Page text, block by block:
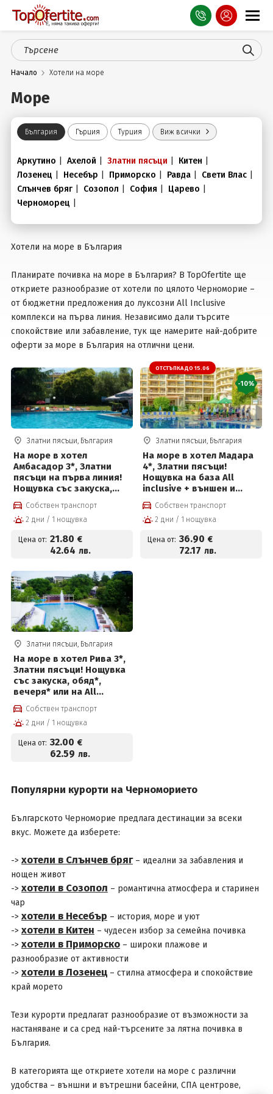
Оферти
СПА
Планина
Море
Чужбина
Празници
Турция
Вход
Начало Хотели на море
Море
България Гърция Турция Виж всички
Аркутино Ахелой Златни пясъци Китен
Лозенец
Несебър Приморско Равда| Свети Влас|
Слънчев бряг| Созопол София Царево
Черноморец
Хотели на море в България
Планирате почивка на море в България? В TopOfertite ще
откриете разнообразие от хотели по цялото Черноморие –
от бюджетни предложения до луксозни All Inclusive
комплекси на първа линия. Независимо дали търсите
спокойствие или забавление, тук ще намерите най-добрите
оферти за море в България на отлични цени.
Златни пясъци, България
На море в хотел
Амбасадор 3*, Златни
пясъци на първа линия!
Нощувка със закуска,
вечеря* или All inclusive
+ външен басейн,
паркинг и Безплатно за
21.80 € на човек
Собствен транспорт
2 дни / 1 нощувка
Цена от: 21.80 €
42.64 лв.
ОТСТЪПКА ДО 15.06
-10%
Златни пясъци, България
На море в хотел Мадара
4*, Златни пясъци!
Нощувка на база All
inclusive + външен и
вътрешен отопляем
басейн, анимация за
деца и възрастни +
на цени от 36.90 €
Собствен транспорт
2 дни / 1 нощувка
Цена от: 36.90 €
72.17 лв.
Златни пясъци, България
На море в хотел Рива 3*,
Златни пясъци! Нощувка
със закуска, обяд*,
вечеря* или на All
Inclusive light+ голям
плувен басейн 800 кв.м,
детски басейн с
площадка, спортно
игрище на цени от 32 €
Собствен транспорт
2 дни / 1 нощувка
Цена от: 32.00 €
62.59 лв.
Популярни курорти на Черноморието
Българското Черноморие предлага дестинации за всеки
вкус. Можете да изберете:
-> хотели в Слънчев бряг– идеални за забавления и
нощен живот
-> хотели в Созопол – романтична атмосфера и старинен
чар
-> хотели в Несебър – история, море и уют
-> хотели в Китен – чудесен избор за семейна почивка
-> хотели в Приморско– широки плажове и
разнообразие от активности
-> хотели в Лозенец– стилна атмосфера и спокойствие
край морето
Тези курорти предлагат разнообразие от възможности за
настаняване и са сред най-търсените за лятна почивка в
България.
В категорията ще откриете хотели на море с различни
удобства – външни и вътрешни басейни, СПА центрове,